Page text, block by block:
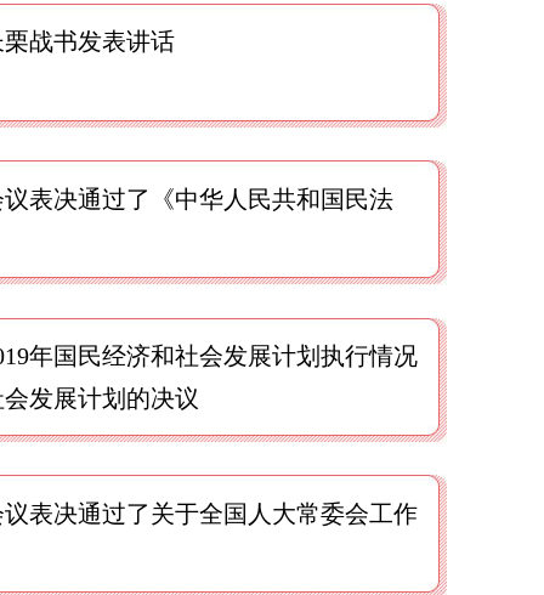
战书发表讲话
表决通过了《中华人民共和国民法
年国民经济和社会发展计划执行情况
发展计划的决议
表决通过了关于全国人大常委会工作